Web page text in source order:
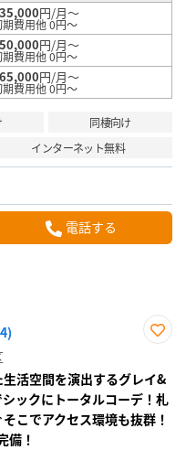
円/月～
期費用他 0円～
円/月～
期費用他 0円～
円/月～
期費用他 0円～
同棲向け
インターネット無料
電話する
り登
録
活空間を演出するグレイ&
ックにトータルコーデ！札
こでアクセス環境も抜群！
備！